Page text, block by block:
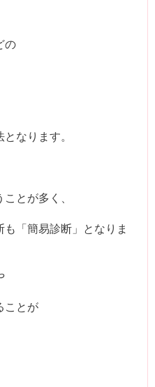
の
なります。
とが多く、
「簡易診断」となりま
ことが